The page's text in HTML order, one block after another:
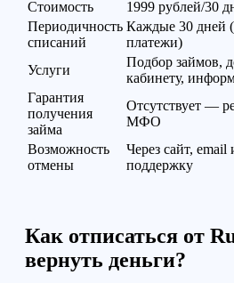
Стоимость
1999 рублей/30
Периодичность
списаний
Каждые 30 дней
платежи)
Услуги
Подбор займов,
кабинету,
Гарантия
получения
займа
Отсутствует —
МФО
Возможность
отмены
Через сайт, email
поддержку
Как отписаться от
вернуть деньги?